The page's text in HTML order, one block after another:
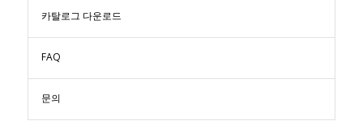
카탈로그 다운로드
FAQ
문의